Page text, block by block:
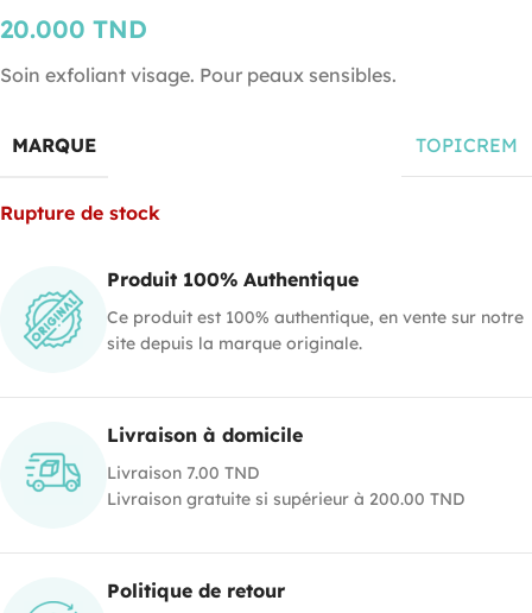
20.000 TND
Soin exfoliant visage. Pour peaux sensibles.
MARQUE TOPICREM
Rupture de stock
Produit 100% Authentique
Ce produit est 100% authentique, en vente sur notre
site depuis la marque originale.
Livraison à domicile
Livraison 7.00 TND
Livraison gratuite si supérieur à 200.00 TND
Politique de retour